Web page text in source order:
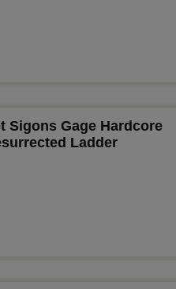
Sigons Gage Hardcore
Ladder